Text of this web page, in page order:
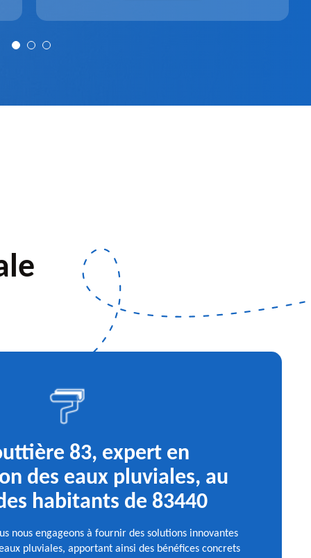
83, expert en
des eaux pluviales, au
habitants de 83440
nous engageons à fournir des solutions innovantes
pluviales, apportant ainsi des bénéfices concrets